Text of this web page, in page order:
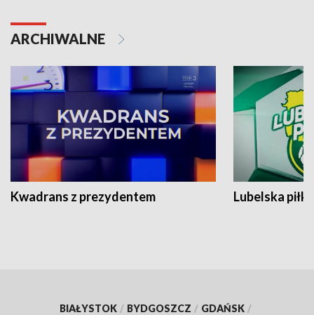
ARCHIWALNE
Kwadrans z prezydentem Lubelska piłka
BIAŁYSTOK / BYDGOSZCZ / GDAŃSK /